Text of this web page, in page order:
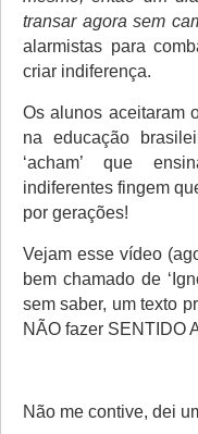
transar agora sem
alarmistas para
criar indiferença.
Os alunos aceitaram
na educação
‘acham’ que
indiferentesfingem
por gerações!
Vejam esse vídeo
bem chamado de
sem saber, um texto
NÃO fazer SENTIDO
Não me contive, dei